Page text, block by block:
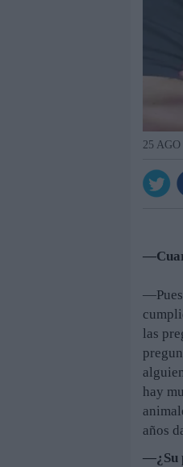
25
—Pues
las
hay
años
—¿Su